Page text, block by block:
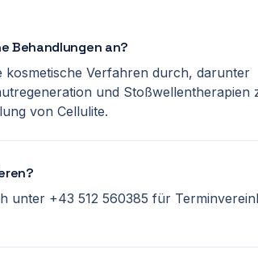
Behandlungen an?
Verfahren durch, darunter
und Stoßwellentherapien
von Cellulite.
unter +43 512 560385 für